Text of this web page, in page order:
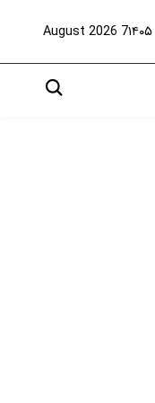
7 August 2026